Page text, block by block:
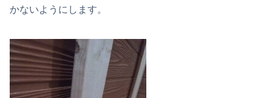
かないようにします。